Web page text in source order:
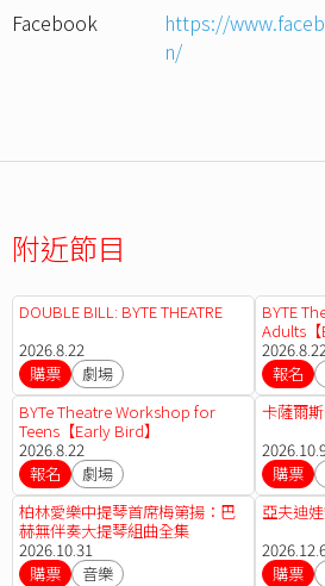
Facebook
https://
n/
附近節目
DOUBLE BILL: BYTE THEATRE
2026.8.22
購票
劇場
BYTE
Adults【
報名
BYTe Theatre Workshop for
Teens【Early Bird】
2026.8.22
報名
劇場
卡薩爾
購票
柏林愛樂中提琴首席梅第揚：巴
赫無伴奏大提琴組曲全集
2026.10.31
購票
音樂
亞夫迪
購票